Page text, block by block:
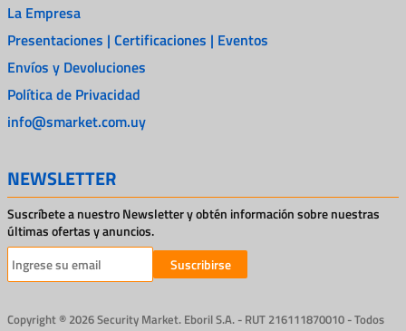
La Empresa
Presentaciones | Certificaciones | Eventos
Envíos y Devoluciones
Política de Privacidad
info@smarket.com.uy
NEWSLETTER
Suscríbete a nuestro Newsletter y obtén información sobre nuestras
últimas ofertas y anuncios.
Suscribirse
Copyright ® 2026 Security Market. Eboril S.A. - RUT 216111870010 - Todos